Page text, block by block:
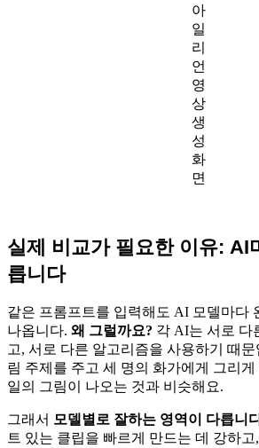
아
일
리
언
영
상
생
성
화
면
실제 비교가 필요한 이유: AI
릅니다
같은 프롬프트를 입력해도 AI 모델마다
나옵니다. 왜 그럴까요? 각 AI는 서로 다
고, 서로 다른 알고리즘을 사용하기 때
림 주제를 주고 세 명의 화가에게 그리
일의 그림이 나오는 것과 비슷해요.
그래서 모델별로 잘하는 영역이 다릅니
트 있는 클립을 빠르게 만드는 데 강하고